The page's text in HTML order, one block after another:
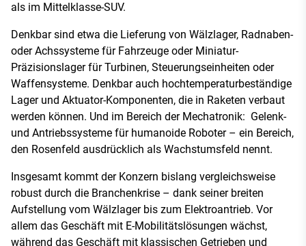
als im Mittelklasse-SUV.
Denkbar sind etwa die Lieferung von Wälzlager, Radnaben-
oder Achssysteme für Fahrzeuge oder Miniatur-
Präzisionslager für Turbinen, Steuerungseinheiten oder
Waffensysteme. Denkbar auch hochtemperaturbeständige
Lager und Aktuator-Komponenten, die in Raketen verbaut
werden können. Und im Bereich der Mechatronik: Gelenk-
und Antriebssysteme für humanoide Roboter – ein Bereich,
den Rosenfeld ausdrücklich als Wachstumsfeld nennt.
Insgesamt kommt der Konzern bislang vergleichsweise
robust durch die Branchenkrise – dank seiner breiten
Aufstellung vom Wälzlager bis zum Elektroantrieb. Vor
allem das Geschäft mit E-Mobilitätslösungen wächst,
während das Geschäft mit klassischen Getrieben und